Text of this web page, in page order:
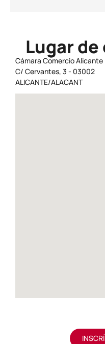
Lugar
Cámara Comercio Alicante
C/ Cervantes, 3 - 03002
ALICANTE/ALACANT